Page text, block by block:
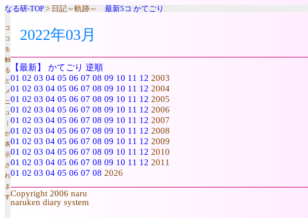
なる研-TOP > 日記～軌跡～ 最新5コ かてごり
コ
コ
を
触
る
と
メ
ニ
ュ
｜
が
表
示
さ
れ
ま
す
2022年03月
【最新】 かてごり 逆順
01 02 03 04 05 06 07 08 09 10 11 12 2003
01 02 03 04 05 06 07 08 09 10 11 12 2004
01 02 03 04 05 06 07 08 09 10 11 12 2005
01 02 03 04 05 06 07 08 09 10 11 12 2006
01 02 03 04 05 06 07 08 09 10 11 12 2007
01 02 03 04 05 06 07 08 09 10 11 12 2008
01 02 03 04 05 06 07 08 09 10 11 12 2009
01 02 03 04 05 06 07 08 09 10 11 12 2010
01 02 03 04 05 06 07 08 09 10 11 12 2011
01 02 03 04 05 06 07 08 2026
Copyright 2006 naru
naruken diary system